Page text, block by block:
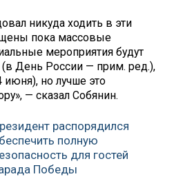
никуда ходить в эти
пока массовые
мероприятия будут
День России — прим. ред.),
июня), но лучше это
— сказал Собянин.
распорядился
полную
для гостей
Победы